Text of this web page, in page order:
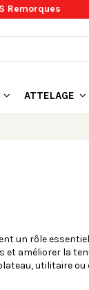
Remorques
ATTELAGE
un rôle
et améliorer la
utilitaire ou